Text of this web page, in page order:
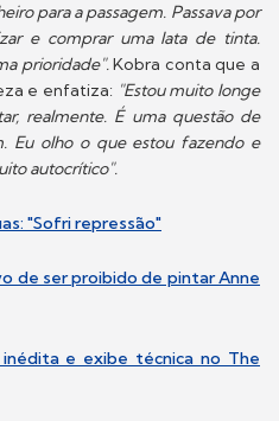
para a passagem. Passava por
e comprar uma lata de tinta.
prioridade".Kobra conta que a
e enfatiza: "Estou muito longe
realmente. É uma questão de
Eu olho o que estou fazendo e
autocrítico".
"Sofri repressão"
de ser proibido de pintar Anne
e exibe técnica no The